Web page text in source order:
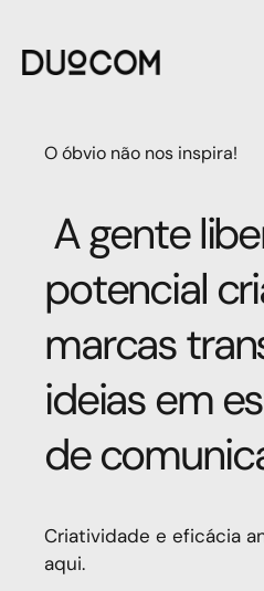
O óbvio não nos inspira!
A gente
potencial
marcas
ideias em
de
Criatividade e eficácia
aqui.